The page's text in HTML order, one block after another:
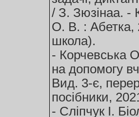
/ З. Зюзінаа. -
О. В. : Абетка,
школа).
- Корчевська
на допомогу
Вид. 3-є,
посібники,
- Сліпчук І.